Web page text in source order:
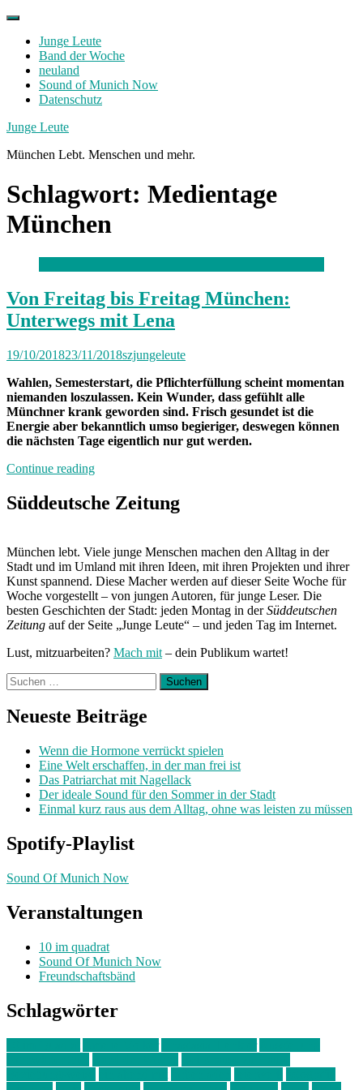
Skip
contentJunge Leute
Band der Woche
neuland
Sound of Munich Now
Datenschutz
Facebook
Twitter
Instagram
Junge Leute
München Lebt. Menschen und mehr.
Schlagwort: Medientage
München
Von Freitag bis Freitag München:
Unterwegs mit Lena
19/10/201823/11/2018szjungeleute
Wahlen, Semesterstart, die Pflichterfüllung scheint momentan
niemanden loszulassen. Kein Wunder, dass gefühlt alle
Münchner krank geworden sind. Frisch gesundet ist die
Energie aber bekanntlich umso begieriger, deswegen können
die nächsten Tage eigentlich nur gut werden.
Continue reading„Von
bis
Freitag
mit
Lena“
Süddeutsche Zeitung
München lebt. Viele junge Menschen machen den Alltag in der
Stadt und im Umland mit ihren Ideen, mit ihren Projekten und ihrer
Kunst spannend. Diese Macher werden auf dieser Seite Woche für
Woche vorgestellt – von jungen Autoren, für junge Leser. Die
besten Geschichten der Stadt: jeden Montag in derSüddeutschen
Zeitung auf der Seite „Junge Leute“ – und jeden Tag im Internet.
Lust, mitzuarbeiten? Mach mit – dein Publikum wartet!
Suchen
nach:
Neueste Beiträge
Wenn die Hormone verrückt spielen
Eine Welt erschaffen, in der man frei ist
Das Patriarchat mit Nagellack
Der ideale Sound für den Sommer in der Stadt
Einmal kurz raus aus dem Alltag, ohne was leisten zu müssen
Spotify-Playlist
Sound Of Munich Now
Veranstaltungen
10 im quadrat
Sound Of Munich Now
Freundschaftsbänd
Schlagwörter